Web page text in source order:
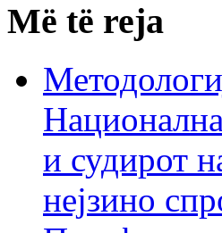
Më të reja
и судирот
нејзино